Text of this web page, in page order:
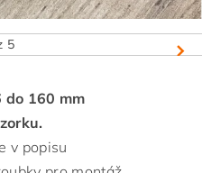
5
do 160 mm
v popisu